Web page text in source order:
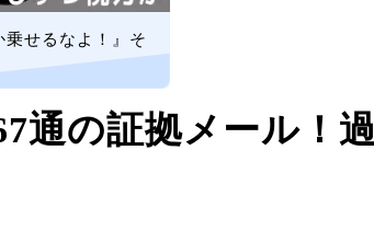
せるなよ！』そ
通の証拠メール！過